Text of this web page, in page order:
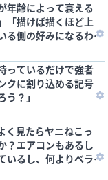
年齢によって衰える
「描けば描くほど上
る側の好みになるわ
っているだけで強者
クに割り込める記号
？」
く見たらヤニねこっ
？エアコンもあるし
いるし、何よりベラ